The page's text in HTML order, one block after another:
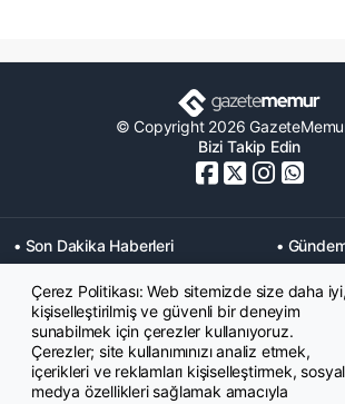
© Copyright 2026
Bizi Takip Edin
• Son Dakika Haberleri
•
• Memurlar Haberleri
• KPSS
• Ekonomi Haberleri
• Eğitim
• Yaşam Haberleri
• Maaş
• Mahkeme Kararları
Haberleri
Çerez Politikası: Web sitemizde size daha iyi,
kişiselleştirilmiş ve güvenli bir deneyim
sunabilmek için çerezler kullanıyoruz.
Çerezler; site kullanımınızı analiz etmek,
içerikleri ve reklamları kişiselleştirmek, sosyal
medya özellikleri sağlamak amacıyla